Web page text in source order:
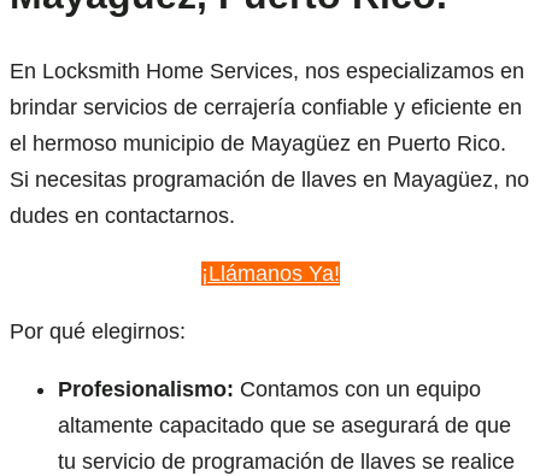
En Locksmith Home Services, nos especializamos en
brindar servicios de cerrajería confiable y eficiente en
el hermoso municipio de Mayagüez en Puerto Rico.
Si necesitas programación de llaves en Mayagüez, no
dudes en contactarnos.
¡Llámanos Ya!
Por qué elegirnos:
Profesionalismo: Contamos con un equipo
altamente capacitado que se asegurará de que
tu servicio de programación de llaves se realice